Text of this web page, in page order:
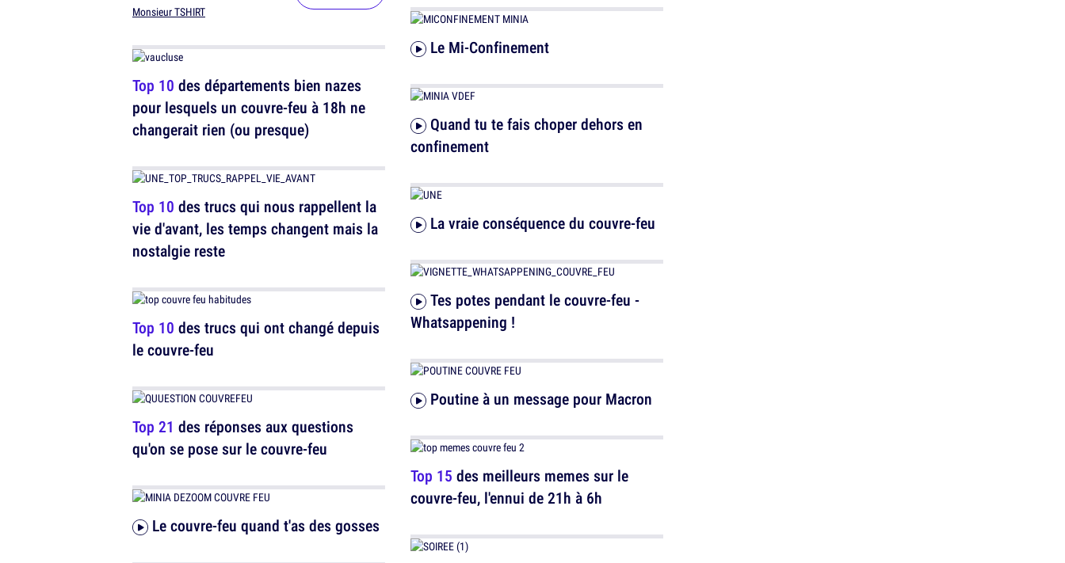
Monsieur TSHIRT
Top 10 des départements bien nazes
pour lesquels un couvre-feu à 18h ne
changerait rien (ou presque)
Top 10 des trucs qui nous rappellent la
vie d'avant, les temps changent mais la
nostalgie reste
Top 10 des trucs qui ont changé depuis
le couvre-feu
Top 21 des réponses aux questions
qu'on se pose sur le couvre-feu
Le couvre-feu quand t'as des gosses
Le Mi-Confinement
confinement
La vraie conséquence du couvre-feu
Whatsappening !
Poutine à un message pour Macron
Top 15 des meilleurs memes sur le
couvre-feu, l'ennui de 21h à 6h